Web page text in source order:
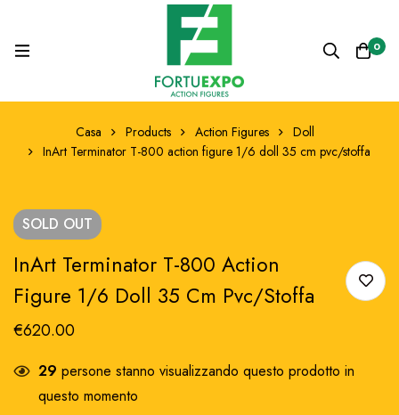
0
Casa Products Action Figures
Doll
InArt Terminator T-800 action figure 1/6 doll 35 cm pvc/stoffa
SOLD OUT
InArt Terminator T-800 Action
Figure 1/6 Doll 35 Cm Pvc/stoffa
€620.00
29 persone stanno visualizzando questo prodotto in
questo momento